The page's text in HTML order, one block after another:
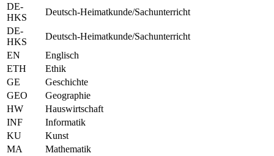
DE-
HKS
Deutsch-Heimatkunde/Sachunterricht
DE-
HKS
Deutsch-Heimatkunde/Sachunterricht
EN
Englisch
ETH
Ethik
GE
Geschichte
GEO
Geographie
HW
Hauswirtschaft
INF
Informatik
KU
Kunst
MA
Mathematik